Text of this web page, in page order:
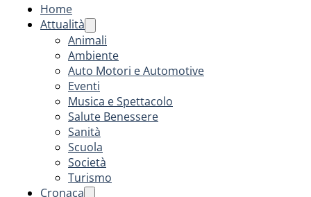
Home
Attualità
Animali
Ambiente
Auto Motori e Automotive
Eventi
Musica e Spettacolo
Salute Benessere
Sanità
Scuola
Società
Turismo
Cronaca